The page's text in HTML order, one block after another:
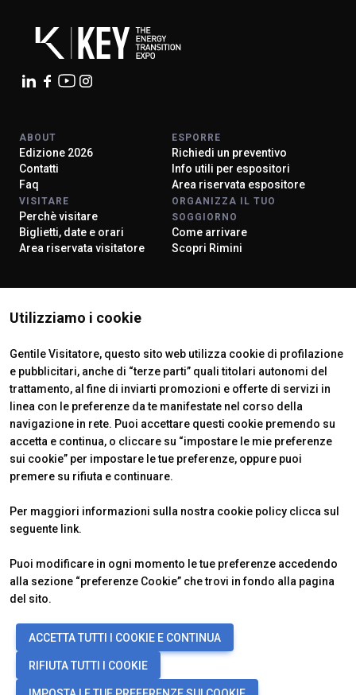
Utilizziamo i cookie
Gentile Visitatore, questo sito web utilizza cookie di profilazione
e pubblicitari, anche di “terze parti” quali titolari autonomi del
trattamento, al fine di inviarti promozioni e offerte di servizi in
linea con le preferenze da te manifestate nel corso della
navigazione in rete. Puoi accettare questi cookie premendo su
accetta e continua, o cliccare su “impostare le mie preferenze
sui cookie” per impostare le tue preferenze, oppure puoi
premere su rifiuta e continuare.
Per maggiori informazioni sulla nostra cookie policy clicca sul
seguente link.
Puoi modificare in ogni momento le tue preferenze accedendo
alla sezione “preferenze Cookie” che trovi in fondo alla pagina
del sito.
ACCETTA TUTTI I COOKIE E CONTINUA
RIFIUTA TUTTI I COOKIE
ABOUT
Edizione 2026
Contatti
Faq
ESPORRE
Richiedi un preventivo
Info utili per espositori
Area riservata espositore
VISITARE
Perchè visitare
Biglietti, date e orari
Area riservata visitatore
ORGANIZZA IL TUO
SOGGIORNO
Come arrivare
Scopri Rimini
ISTITUTI CERTIFICATORI
© 2026ITALIAN EXHIBITION GROUP SpA - Via Emilia 155, 47921 Rimini
(Italy) - Registro Imprese Rimini e C.F./P.I. 00139440408 - Cap. Soc.
52.214.897 i.v. -Copyright & disclaimer